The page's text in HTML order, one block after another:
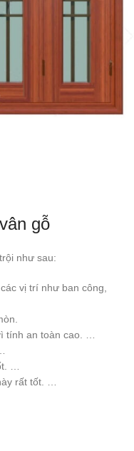
gỗ
như sau:
vị trí như ban công,
tính an toàn cao. …
…
rất tốt. …